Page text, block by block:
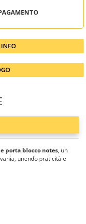
porta blocco notes, un
unendo praticità e